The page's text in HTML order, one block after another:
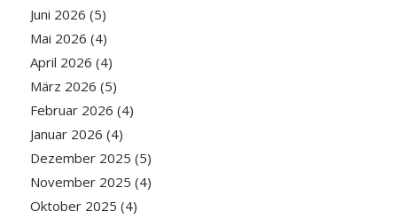
Juni 2026 (5)
Mai 2026 (4)
April 2026 (4)
März 2026 (5)
Februar 2026 (4)
Januar 2026 (4)
Dezember 2025 (5)
November 2025 (4)
Oktober 2025 (4)